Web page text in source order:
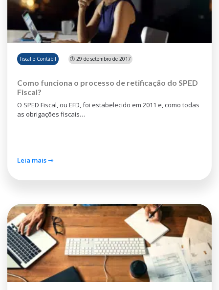
🕔 29 de setembro de 2017
Fiscal e Contábil
Como funciona o processo de retificação do SPED
Fiscal?
O SPED Fiscal, ou EFD, foi estabelecido em 2011 e, como todas
as obrigações fiscais…
Leia mais ⇾